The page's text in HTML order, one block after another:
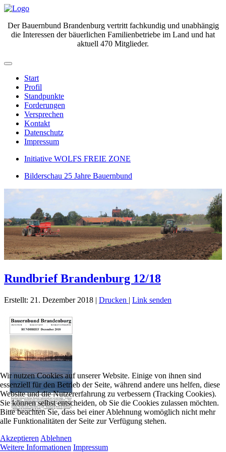
Der Bauernbund Brandenburg vertritt fachkundig und unabhängig
die Interessen der bäuerlichen Familienbetriebe im Land und hat
aktuell 470 Mitglieder.
Start
Profil
Standpunkte
Forderungen
Versprechen
Kontakt
Datenschutz
Impressum
Initiative WOLFS FREIE ZONE
Bilderschau 25 Jahre Bauernbund
Rundbrief Brandenburg 12/18
Erstellt: 21. Dezember 2018 | Drucken | Link senden
Wir nutzen Cookies auf unserer Website. Einige von ihnen sind
essenziell für den Betrieb der Seite, während andere uns helfen, diese
Website und die Nutzererfahrung zu verbessern (Tracking Cookies).
Sie können selbst entscheiden, ob Sie die Cookies zulassen möchten.
Bitte beachten Sie, dass bei einer Ablehnung womöglich nicht mehr
alle Funktionalitäten der Seite zur Verfügung stehen.
Akzeptieren Ablehnen
Weitere Informationen Impressum